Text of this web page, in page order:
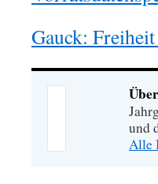
Gauck:
und
Alle